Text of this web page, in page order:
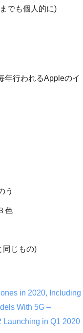
でも個人的に)
年行われるAppleのイ
う
色
同じもの)
in 2020, Including
With 5G –
Launching in Q1 2020